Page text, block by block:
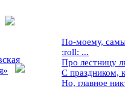
По-моему,
:roll: ...
Про лестницу
С праздником,
Но, главное